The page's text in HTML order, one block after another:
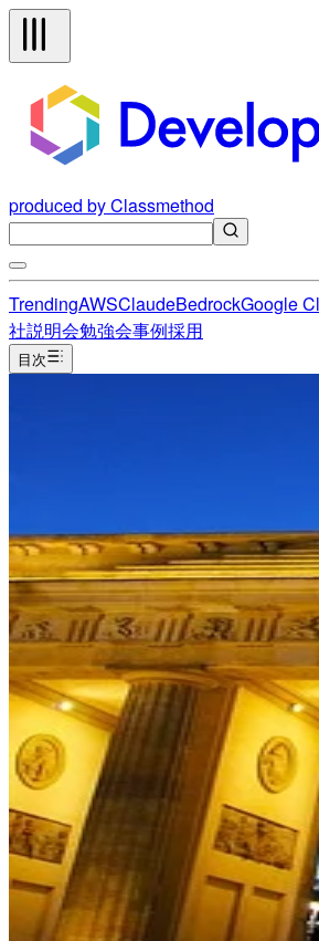
produced by Classmethod
TrendingAWSClaudeBedrockGoogle
社説明会勉強会事例採用
目次